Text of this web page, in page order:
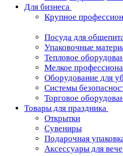
Для бизнеса
Крупное
Посуда для
Упаковочные
Тепловое
Мелкое
Оборудование для
Системы
Торговое
Товары для праздника
Открытки
Сувениры
Подарочная
Аксессуары для